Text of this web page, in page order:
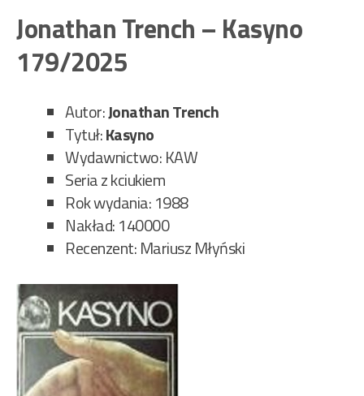
Jonathan Trench – Kasyno
179/2025
Autor:Jonathan Trench
Tytuł:Kasyno
Wydawnictwo: KAW
Seria z kciukiem
Rok wydania: 1988
Nakład: 140000
Recenzent: Mariusz Młyński